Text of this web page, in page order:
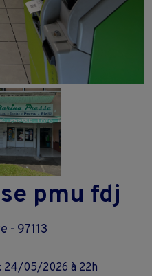
pmu fdj
- 97113
24/05/2026 à 22h